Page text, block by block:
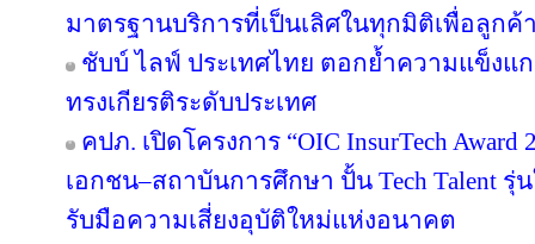
มาตรฐานบริการที่เป็นเลิศในทุกมิติเพื่อลูก
ชับบ์ ไลฟ์ ประเทศไทย ตอกย้ำความแข็งแ
ทรงเกียรติระดับประเทศ
คปภ. เปิดโครงการ “OIC InsurTech
เอกชน–สถาบันการศึกษา ปั้น Tech Talent
รับมือความเสี่ยงอุบัติใหม่แห่งอนาคต